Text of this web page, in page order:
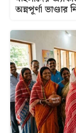
অন্নপূর্ণা